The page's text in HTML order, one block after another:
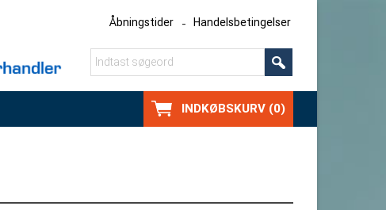
Åbningstider Handelsbetingelser
INDKØBSKURV (0)